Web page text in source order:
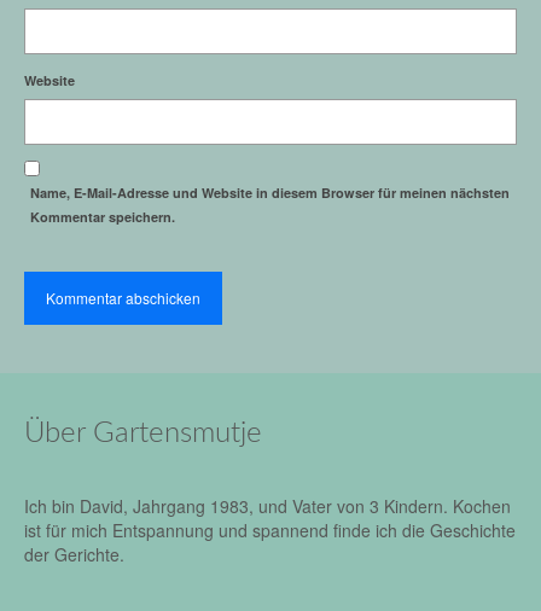
Website
Name, E-Mail-Adresse und Website in diesem Browser für meinen nächsten
Kommentar speichern.
Über Gartensmutje
Ich bin David, Jahrgang 1983, und Vater von 3 Kindern. Kochen
ist für mich Entspannung und spannend finde ich die Geschichte
der Gerichte.